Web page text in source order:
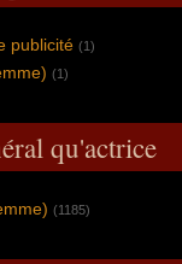
publicité (1)
(1)
qu'actrice
(1185)